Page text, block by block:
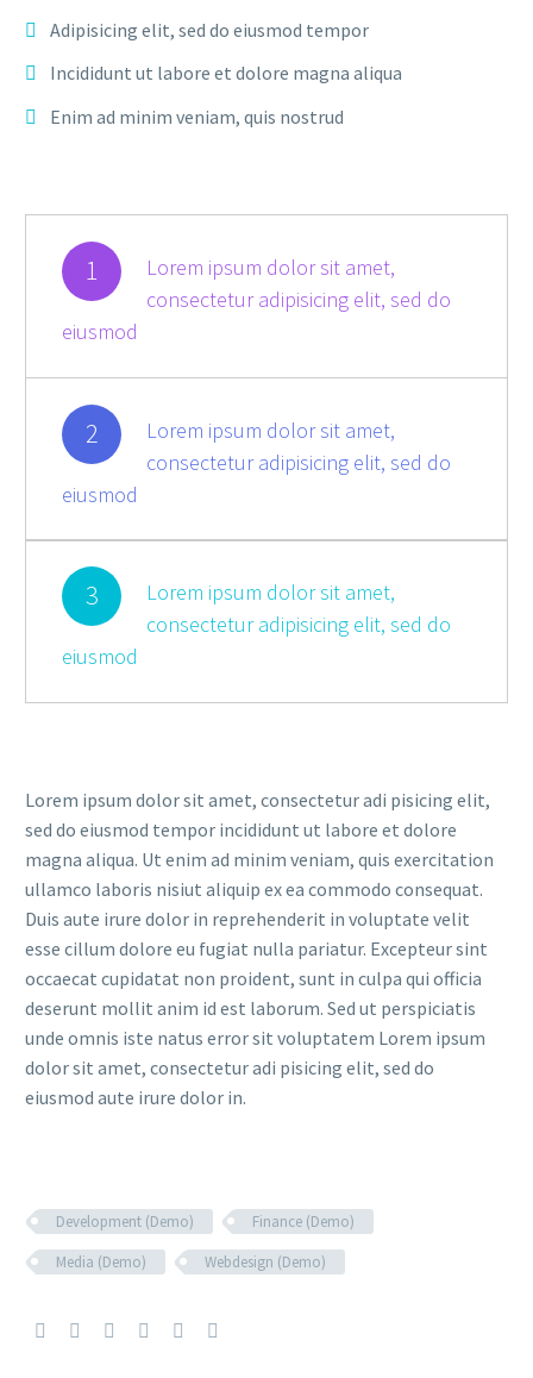
Adipisicing elit, sed do eiusmod tempor
Incididunt ut labore et dolore magna aliqua
Enim ad minim veniam, quis nostrud
1
Lorem ipsum dolor sit amet,
consectetur adipisicing elit, sed do
eiusmod
2
Lorem ipsum dolor sit amet,
consectetur adipisicing elit, sed do
eiusmod
3
Lorem ipsum dolor sit amet,
consectetur adipisicing elit, sed do
eiusmod
Lorem ipsum dolor sit amet, consectetur adi pisicing elit,
sed do eiusmod tempor incididunt ut labore et dolore
magna aliqua. Ut enim ad minim veniam, quis exercitation
ullamco laboris nisiut aliquip ex ea commodo consequat.
Duis aute irure dolor in reprehenderit in voluptate velit
esse cillum dolore eu fugiat nulla pariatur. Excepteur sint
occaecat cupidatat non proident, sunt in culpa qui officia
deserunt mollit anim id est laborum. Sed ut perspiciatis
unde omnis iste natus error sit voluptatem Lorem ipsum
dolor sit amet, consectetur adi pisicing elit, sed do
eiusmod aute irure dolor in.
Development (Demo)
Finance (Demo)
Media (Demo)
Webdesign (Demo)